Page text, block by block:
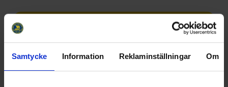
Samtycke Information Reklaminställningar Om